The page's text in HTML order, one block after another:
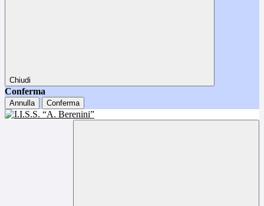
Chiudi
Conferma
Annulla Conferma